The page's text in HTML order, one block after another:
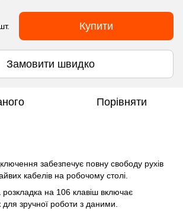
Купити
Замовити швидко
Порівняти
забезпечує повну свободу рухів
кабелів на робочому столі.
на 106 клавіш включає
зручної роботи з даними.